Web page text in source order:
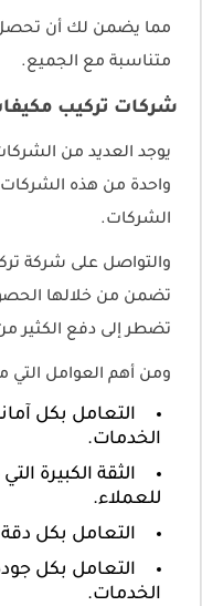
مما يضمن لك أن
متناسبة مع الجميع.
شركات تركيب
يوجد العديد من
واحدة من هذه
الشركات.
والتواصل على شركة
تضمن من خلالها
تضطر إلى دفع الكثير
ومن أهم العوامل التي
التعامل بكل
الخدمات.
الثقة الكبيرة
للعملاء.
التعامل بكل
التعامل بكل
الخدمات.